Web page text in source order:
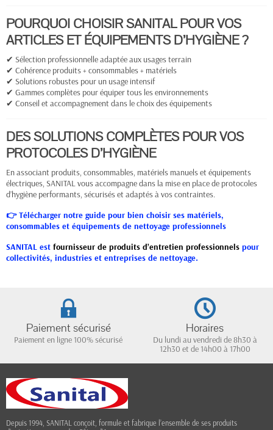
POURQUOI CHOISIR SANITAL POUR VOS
ARTICLES ET ÉQUIPEMENTS D’HYGIÈNE ?
✔ Sélection professionnelle adaptée aux usages terrain
✔ Cohérence produits + consommables + matériels
✔ Solutions robustes pour un usage intensif
✔ Gammes complètes pour équiper tous les environnements
✔ Conseil et accompagnement dans le choix des équipements
DES SOLUTIONS COMPLÈTES POUR VOS
PROTOCOLES D’HYGIÈNE
En associant produits, consommables, matériels manuels et équipements
électriques, SANITAL vous accompagne dans la mise en place de protocoles
d’hygiène performants, sécurisés et adaptés à vos contraintes.
👉 Télécharger notre guide pour bien choisir ses matériels,
consommables et équipements de nettoyage professionnels
SANITAL est fournisseur de produits d’entretien professionnels pour
collectivités, industries et entreprises de nettoyage.
Paiement sécurisé
Paiement en ligne 100% sécurisé
Horaires
Du lundi au vendredi de 8h30 à
12h30 et de 14h00 à 17h00
Depuis 1994, SANITAL conçoit, formule et fabrique l’ensemble de ses produits